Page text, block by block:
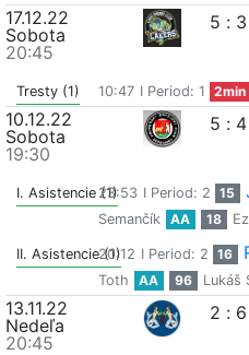
17.12.22
Sobota
20:45
5 : 3
Tresty (1) 10:47 I Period: 1 2min
10.12.22
Sobota
19:30
5 : 4
I. Asistencie (1)23:53 I Period: 2 15
Semančík
AA 18
II. Asistencie (1)
20:12 I Period: 2 16
Toth
AA 96 Lukáš
13.11.22
Nedeľa
20:45
2 : 6